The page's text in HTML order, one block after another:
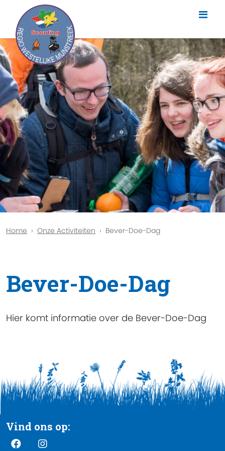
Home Onze Activiteiten Bever-Doe-Dag
Bever-Doe-Dag
Hier komt informatie over de Bever-Doe-Dag
Vind ons op: